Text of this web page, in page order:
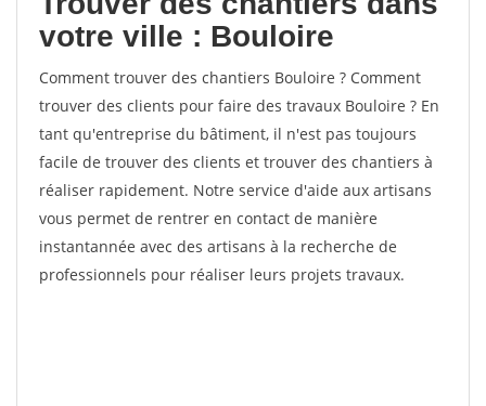
votre ville : Bouloire
Comment trouver des chantiers Bouloire ? Comment
trouver des clients pour faire des travaux Bouloire ? En
tant qu'entreprise du bâtiment, il n'est pas toujours
facile de trouver des clients et trouver des chantiers à
réaliser rapidement. Notre service d'aide aux artisans
vous permet de rentrer en contact de manière
instantannée avec des artisans à la recherche de
professionnels pour réaliser leurs projets travaux.